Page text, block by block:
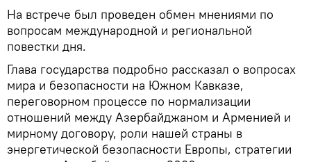
На встрече был проведен обмен мнениями по
вопросам международной и региональной
повестки дня.
Глава государства подробно рассказал о вопросах
мира и безопасности на Южном Кавказе,
переговорном процессе по нормализации
отношений между Азербайджаном и Арменией и
мирному договору, роли нашей страны в
энергетической безопасности Европы, стратегии